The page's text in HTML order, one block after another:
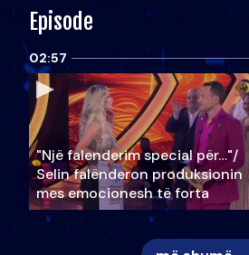
Episode
02:57
"Një falenderim special për…"/
Selin falënderon produksionin
mes emocionesh të forta